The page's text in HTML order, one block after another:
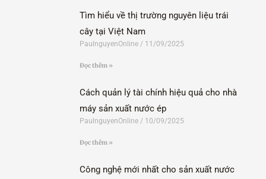
Tìm hiểu về thị trường nguyên liệu trái
cây tại Việt Nam
PaulnguyenOnline 11/09/2025
Đọc thêm »
Cách quản lý tài chính hiệu quả cho nhà
máy sản xuất nước ép
PaulnguyenOnline 10/09/2025
Đọc thêm »
Công nghệ mới nhất cho sản xuất nước